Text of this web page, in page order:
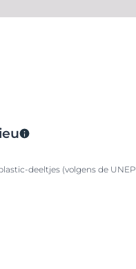
deeltjes (volgens de UNEP